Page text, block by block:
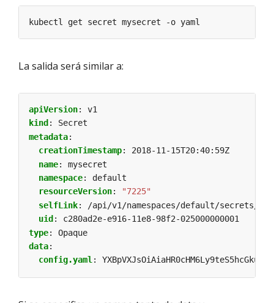
La salida será similar a:
apiVersion:
v1
kind :
Secret
metadata:
creationTimestamp:
2018-11-15T20:40:59Z
name:
mysecret
namespace:
default
resourceVersion:
"7225"
selfLink:
/api/v1/namespaces/default/secrets/
uid :
c280ad2e-e916-11e8-98f2-025000000001
type:
Opaque
data:
config.yaml: